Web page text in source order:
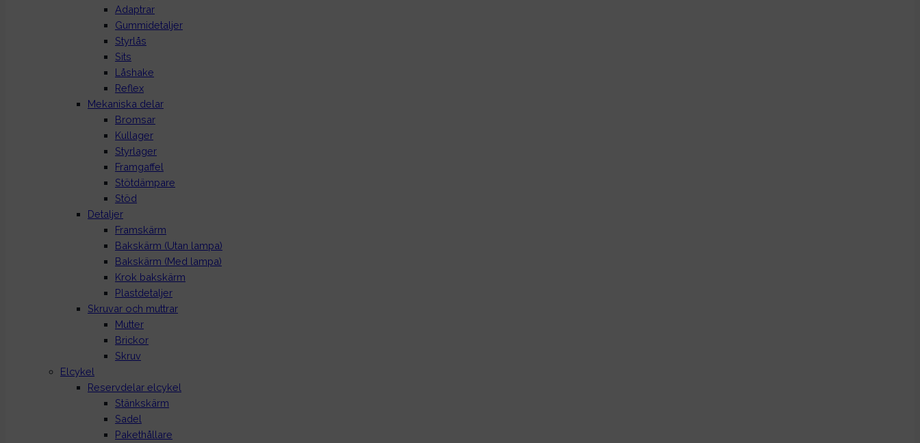
Adaptrar
Gummidetaljer
Styrlås
Sits
Låshake
Reflex
Mekaniska delar
Bromsar
Kullager
Styrlager
Framgaffel
Stötdämpare
Stöd
Detaljer
Framskärm
Bakskärm (Utan lampa)
Bakskärm (Med lampa)
Krok bakskärm
Plastdetaljer
Skruvar och muttrar
Mutter
Brickor
Skruv
Elcykel
Reservdelar elcykel
Stänkskärm
Sadel
Pakethållare